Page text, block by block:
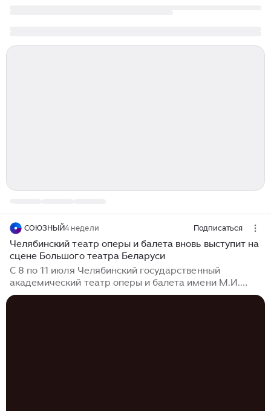
СОЮЗНЫЙ4 недели Подписаться
Челябинский театр оперы и балета вновь выступит на
сцене Большого театра Беларуси
С 8 по 11 июля Челябинский государственный
академический театр оперы и балета имени М.И.
Глинки выступает на сцене Большого театра